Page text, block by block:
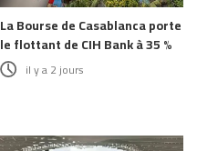
La Bourse de Casablanca porte
le flottant de CIH Bank à 35 %
il y a 2 jours